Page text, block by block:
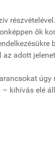
ők
az adott
úgy
kihívás elé